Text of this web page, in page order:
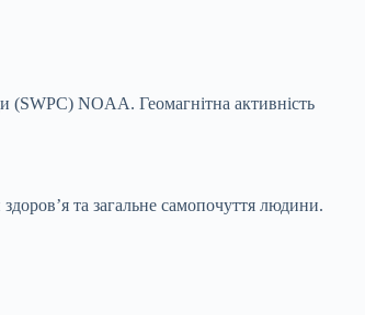
(SWPC) NOAA. Геомагнітна активність
та загальне самопочуття людини.